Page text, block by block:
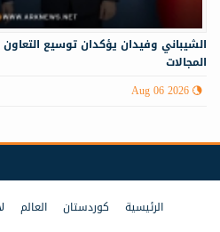
الشيباني وفيدان يؤكدان توسيع
المجالات
Aug 06 2026
الرئيسية كوردستان العالم